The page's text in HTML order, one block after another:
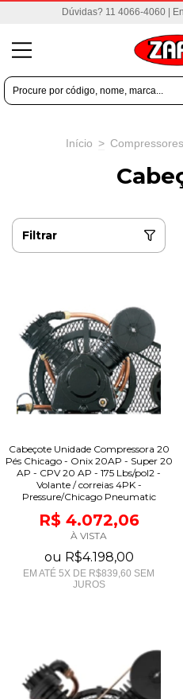
Dúvidas? 11 4066-4060 |
Início >
Filtrar
Cabeçote Unidade Compressora 20
Pés Chicago - Onix 20AP - Super 20
AP - CPV 20 AP - 175 Lbs/pol2 -
Volante / correias 4PK -
Pressure/Chicago Pneumatic
R$ 4.072,06
À VISTA
ou R$4.198,00
EM ATÉ 5X DE R$839,60 SEM
JUROS